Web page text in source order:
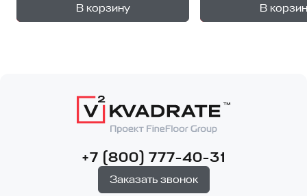
В корзину
1уп. В 1
+7 (800) 777-40-31
Заказать звонок